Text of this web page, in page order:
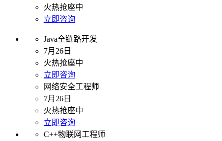
火热抢座中
立即咨询
Java全链路开发
7月26日
火热抢座中
立即咨询
网络安全工程师
7月26日
火热抢座中
立即咨询
C++物联网工程师